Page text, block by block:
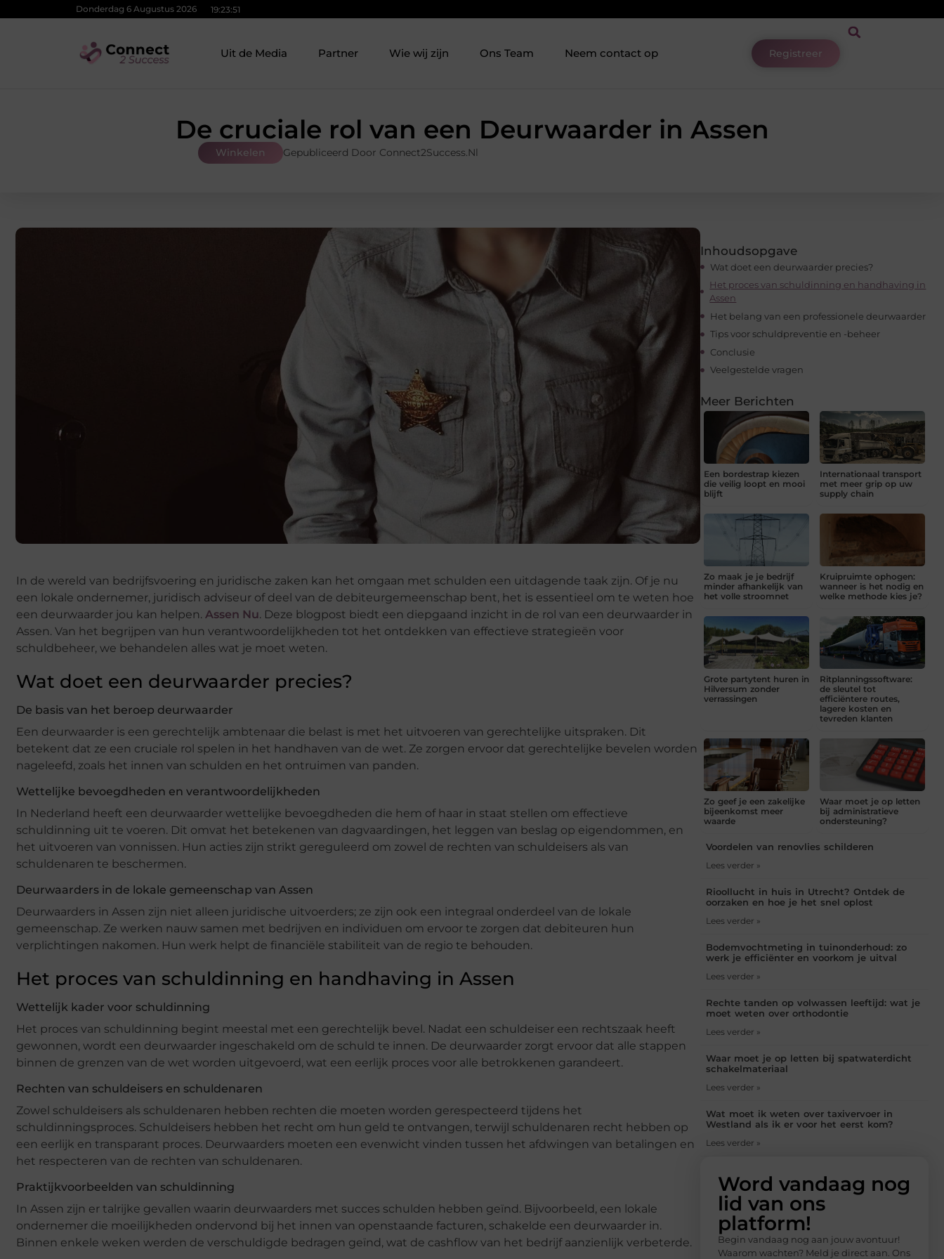
Donderdag 6 Augustus 2026 19:23:52
Uit de Media Partner Wie wij zijn Ons Team Neem contact op Registreer
De cruciale rol van een Deurwaarder in Assen
Winkelen Gepubliceerd Door Connect2Success.nl
In de wereld van bedrijfsvoering en juridische zaken kan het omgaan met schulden een uitdagende taak zijn. Of je nu
een lokale ondernemer, juridisch adviseur of deel van de debiteurgemeenschap bent, het is essentieel om te weten hoe
een deurwaarder jou kan helpen. Assen Nu. Deze blogpost biedt een diepgaand inzicht in de rol van een deurwaarder in
Assen. Van het begrijpen van hun verantwoordelijkheden tot het ontdekken van effectieve strategieën voor
schuldbeheer, we behandelen alles wat je moet weten.
Wat doet een deurwaarder precies?
De basis van het beroep deurwaarder
Een deurwaarder is een gerechtelijk ambtenaar die belast is met het uitvoeren van gerechtelijke uitspraken. Dit
betekent dat ze een cruciale rol spelen in het handhaven van de wet. Ze zorgen ervoor dat gerechtelijke bevelen worden
nageleefd, zoals het innen van schulden en het ontruimen van panden.
Wettelijke bevoegdheden en verantwoordelijkheden
In Nederland heeft een deurwaarder wettelijke bevoegdheden die hem of haar in staat stellen om effectieve
schuldinning uit te voeren. Dit omvat het betekenen van dagvaardingen, het leggen van beslag op eigendommen, en
het uitvoeren van vonnissen. Hun acties zijn strikt gereguleerd om zowel de rechten van schuldeisers als van
schuldenaren te beschermen.
Deurwaarders in de lokale gemeenschap van Assen
Deurwaarders in Assen zijn niet alleen juridische uitvoerders; ze zijn ook een integraal onderdeel van de lokale
gemeenschap. Ze werken nauw samen met bedrijven en individuen om ervoor te zorgen dat debiteuren hun
verplichtingen nakomen. Hun werk helpt de financiële stabiliteit van de regio te behouden.
Het proces van schuldinning en handhaving in Assen
Wettelijk kader voor schuldinning
Het proces van schuldinning begint meestal met een gerechtelijk bevel. Nadat een schuldeiser een rechtszaak heeft
gewonnen, wordt een deurwaarder ingeschakeld om de schuld te innen. De deurwaarder zorgt ervoor dat alle stappen
binnen de grenzen van de wet worden uitgevoerd, wat een eerlijk proces voor alle betrokkenen garandeert.
Rechten van schuldeisers en schuldenaren
Zowel schuldeisers als schuldenaren hebben rechten die moeten worden gerespecteerd tijdens het
schuldinningsproces. Schuldeisers hebben het recht om hun geld te ontvangen, terwijl schuldenaren recht hebben op
een eerlijk en transparant proces. Deurwaarders moeten een evenwicht vinden tussen het afdwingen van betalingen en
het respecteren van de rechten van schuldenaren.
Praktijkvoorbeelden van schuldinning
In Assen zijn er talrijke gevallen waarin deurwaarders met succes schulden hebben geïnd. Bijvoorbeeld, een lokale
ondernemer die moeilijkheden ondervond bij het innen van openstaande facturen, schakelde een deurwaarder in.
Binnen enkele weken werden de verschuldigde bedragen geïnd, wat de cashflow van het bedrijf aanzienlijk verbeterde.
Inhoudsopgave
Wat doet een deurwaarder precies?
Het proces van schuldinning en handhaving in
Assen
Het belang van een professionele deurwaarder
Tips voor schuldpreventie en -beheer
Conclusie
Veelgestelde vragen
Meer Berichten
Een bordestrap kiezen
die veilig loopt en mooi
blijft
Internationaal transport
met meer grip op uw
supply chain
Zo maak je je bedrijf
minder afhankelijk van
het volle stroomnet
Kruipruimte ophogen:
wanneer is het nodig en
welke methode kies je?
Grote partytent huren in
Hilversum zonder
verrassingen
Ritplanningssoftware:
de sleutel tot
efficiëntere routes,
lagere kosten en
tevreden klanten
Zo geef je een zakelijke
bijeenkomst meer
waarde
Waar moet je op letten
bij administratieve
ondersteuning?
Voordelen van renovlies schilderen
Lees verder »
Rioollucht in huis in Utrecht? Ontdek de
oorzaken en hoe je het snel oplost
Lees verder »
Bodemvochtmeting in tuinonderhoud: zo
werk je efficiënter en voorkom je uitval
Lees verder »
Rechte tanden op volwassen leeftijd: wat je
moet weten over orthodontie
Lees verder »
Waar moet je op letten bij spatwaterdicht
schakelmateriaal
Lees verder »
Wat moet ik weten over taxivervoer in
Westland als ik er voor het eerst kom?
Lees verder »
Word vandaag nog
lid van ons
platform!
Begin vandaag nog aan jouw avontuur!
Waarom wachten? Meld je direct aan. Ons